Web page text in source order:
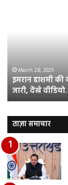
ऑफिशियल टीजर
ताज़ा समाचार